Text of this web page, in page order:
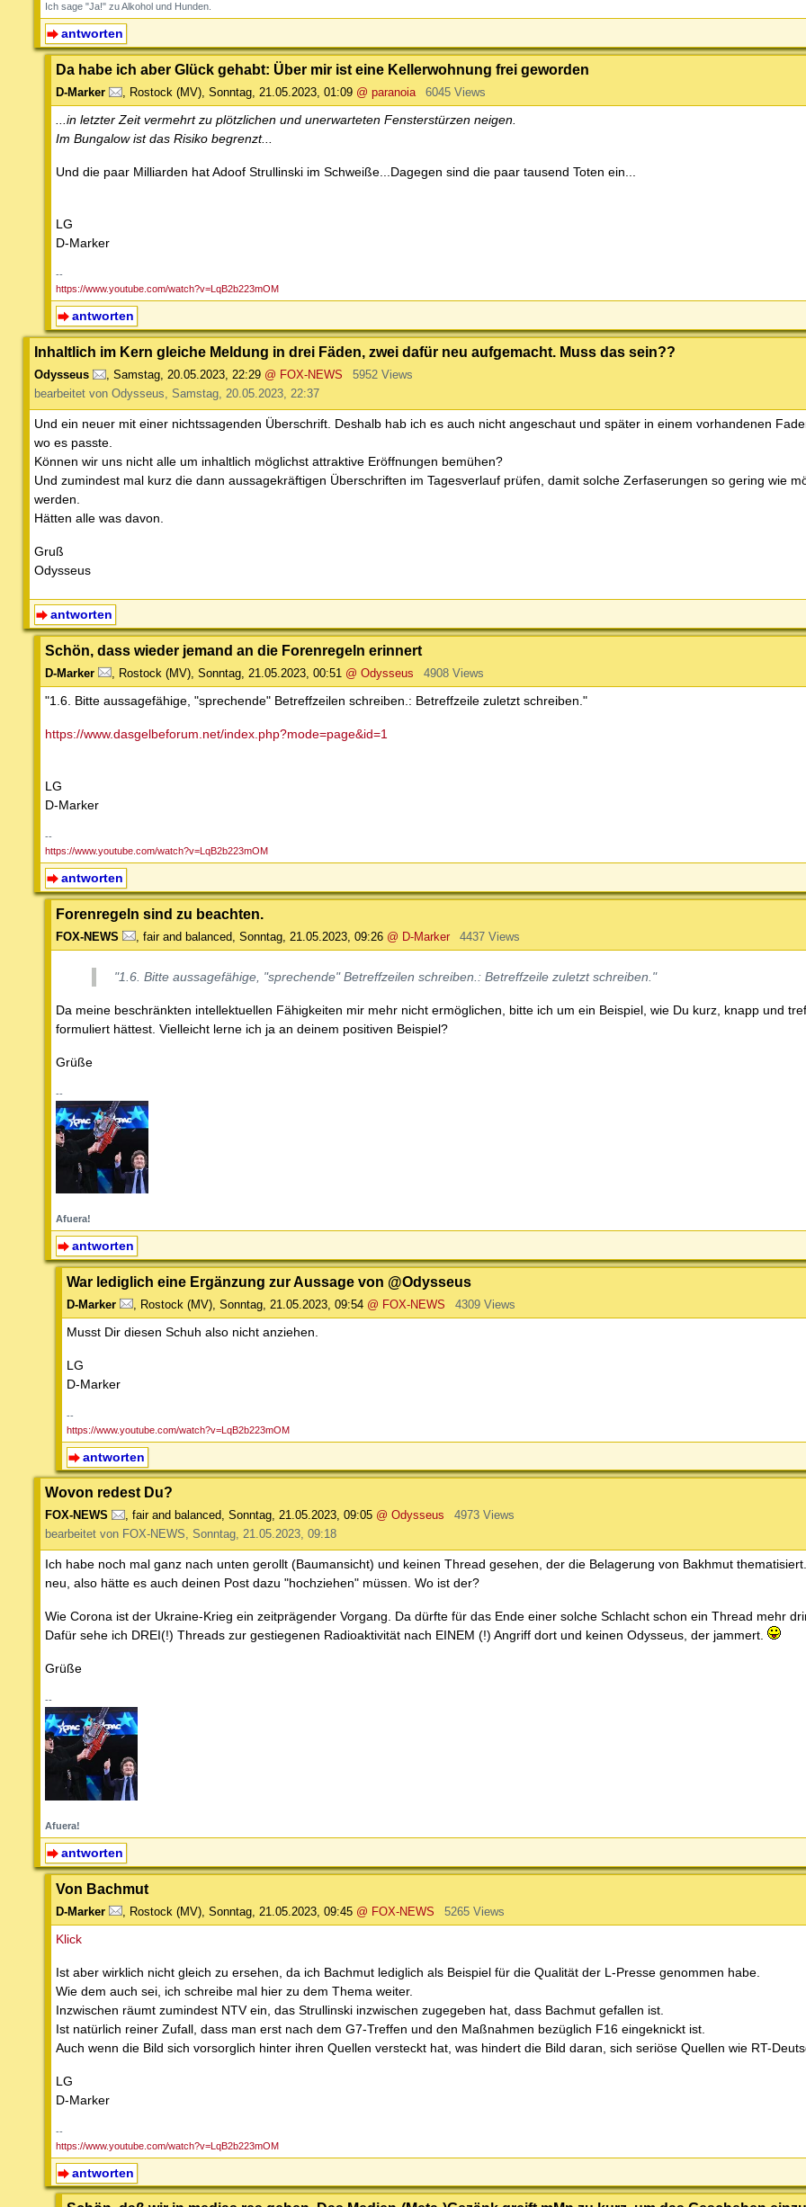
Ich sage "Ja!" zu Alkohol und Hunden.
antworten
Da habe ich aber Glück gehabt: Über mir ist eine Kellerwohnung frei geworden
D-Marker , Rostock (MV), Sonntag, 21.05.2023, 01:09 @ paranoia 6045 Views
...in letzter Zeit vermehrt zu plötzlichen und unerwarteten Fensterstürzen neigen.
Im Bungalow ist das Risiko begrenzt...
Und die paar Milliarden hat Adoof Strullinski im Schweiße...Dagegen sind die paar tausend Toten ein...
LG
D-Marker
--
https://www.youtube.com/watch?v=LqB2b223mOM
antworten
Inhaltlich im Kern gleiche Meldung in drei Fäden, zwei dafür neu aufgemacht. Muss das sein??
Odysseus Samstag, 20.05.2023, 22:29 @ FOX-NEWS
5952 Views
bearbeitet von Odysseus, Samstag, 20.05.2023, 22:37
Und ein neuer mit einer nichtssagenden Überschrift. Deshalb hab ich es auch nicht angeschaut und später in einem vorhandenen
wo es passte.
Können wir uns nicht alle um inhaltlich möglichst attraktive Eröffnungen bemühen?
Und zumindest mal kurz die dann aussagekräftigen Überschriften im Tagesverlauf prüfen, damit solche Zerfaserungen so gering wie
werden.
Hätten alle was davon.
Gruß
Odysseus
antworten
Schön, dass wieder jemand an die Forenregeln erinnert
D-Marker Rostock (MV) Sonntag, 21.05.2023, 00:51 @ Odysseus 4908 Views
"1.6. Bitte aussagefähige, "sprechende" Betreffzeilen schreiben.: Betreffzeile zuletzt schreiben."
https://www.dasgelbeforum.net/index.php?mode=page&id=1
LG
D-Marker
--
https://www.youtube.com/watch?v=LqB2b223mOM
antworten
Forenregeln sind zu beachten.
FOX-NEWS fair and balanced Sonntag, 21.05.2023, 09:26 @ D-Marker 4437 Views
"1.6. Bitte aussagefähige, "sprechende" Betreffzeilen schreiben.: Betreffzeile zuletzt schreiben."
Da meine beschränkten intellektuellen Fähigkeiten mir mehr nicht ermöglichen, bitte ich um ein Beispiel, wie Du kurz, knapp und
formuliert hättest. Vielleicht lerne ich ja an deinem positiven Beispiel?
Grüße
--
Afuera!
antworten
War lediglich eine Ergänzung zur Aussage von @Odysseus
D-Marker Rostock (MV) Sonntag, 21.05.2023, 09:54 @ FOX-NEWS 4309 Views
Musst Dir diesen Schuh also nicht anziehen.
LG
D-Marker
--
https://www.youtube.com/watch?v=LqB2b223mOM
antworten
Wovon redest Du?
FOX-NEWS , fair and balanced, Sonntag, 21.05.2023, 09:05 @ Odysseus
4973 Views
bearbeitet von FOX-NEWS, Sonntag, 21.05.2023, 09:18
Ich habe noch mal ganz nach unten gerollt (Baumansicht) und keinen Thread gesehen, der die Belagerung von Bakhmut
neu, also hätte es auch deinen Post dazu "hochziehen" müssen. Wo ist der?
Wie Corona ist der Ukraine-Krieg ein zeitprägender Vorgang. Da dürfte für das Ende einer solche Schlacht schon ein Thread mehr
Dafür sehe ich DREI(!) Threads zur gestiegenen Radioaktivität nach EINEM (!) Angriff dort und keinen Odysseus, der jammert.
Grüße
--
Afuera!
antworten
Von Bachmut
D-Marker Rostock (MV) Sonntag, 21.05.2023, 09:45 @ FOX-NEWS 5265 Views
Klick
Ist aber wirklich nicht gleich zu ersehen, da ich Bachmut lediglich als Beispiel für die Qualität der L-Presse genommen habe.
Wie dem auch sei, ich schreibe mal hier zu dem Thema weiter.
Inzwischen räumt zumindest NTV ein, das Strullinski inzwischen zugegeben hat, dass Bachmut gefallen ist.
Ist natürlich reiner Zufall, dass man erst nach dem G7-Treffen und den Maßnahmen bezüglich F16 eingeknickt ist.
Auch wenn die Bild sich vorsorglich hinter ihren Quellen versteckt hat, was hindert die Bild daran, sich seriöse Quellen wie RT-
LG
D-Marker
--
https://www.youtube.com/watch?v=LqB2b223mOM
antworten